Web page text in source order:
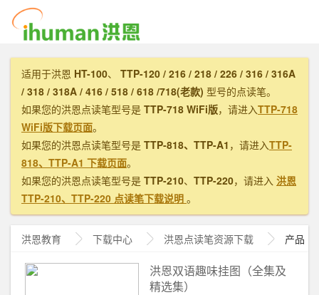
适用于洪恩 HT-100、 TTP-120 / 216 / 218 / 226 / 316 / 316A
/ 318 / 318A / 416 / 518 / 618 /718(老款) 型号的点读笔。
如果您的洪恩点读笔型号是 TTP-718 WiFi版，请进入TTP-718
WiFi版下载页面。
如果您的洪恩点读笔型号是 TTP-818、TTP-A1 ，请进入TTP-
818、TTP-A1 下载页面。
如果您的洪恩点读笔型号是 TTP-210、 TTP-220，请进入 洪恩
TTP-210、TTP-220 点读笔下载说明 。
洪恩教育 下载中心 洪恩点读笔资源下载 产品
洪恩双语趣味挂图（全集及
精选集）